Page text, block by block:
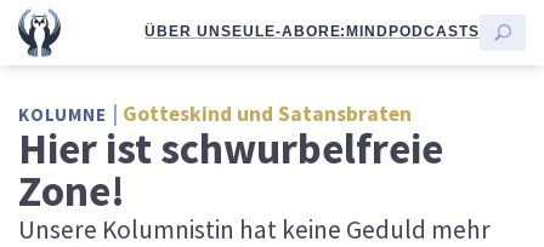
ÜBER UNSEULE-ABORE:MINDPODCASTS
KOLUMNE Gotteskind und Satansbraten
Hier ist schwurbelfreie
Zone!
Unsere Kolumnistin hat keine Geduld mehr